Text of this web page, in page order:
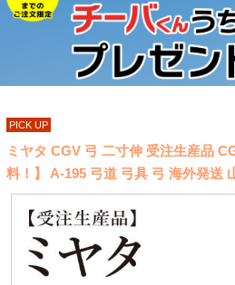
PICK UP
ミヤタ CGV 弓 二寸伸 受注生産品
料！】 A-195 弓道 弓具 弓 海外発送